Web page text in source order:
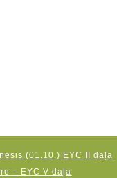
(01.10.) EYC II daļa
– EYC V daļa